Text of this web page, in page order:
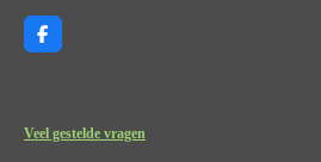
F
a
o
o
Veel gestelde vragen